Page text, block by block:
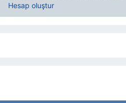
Hesap oluştur